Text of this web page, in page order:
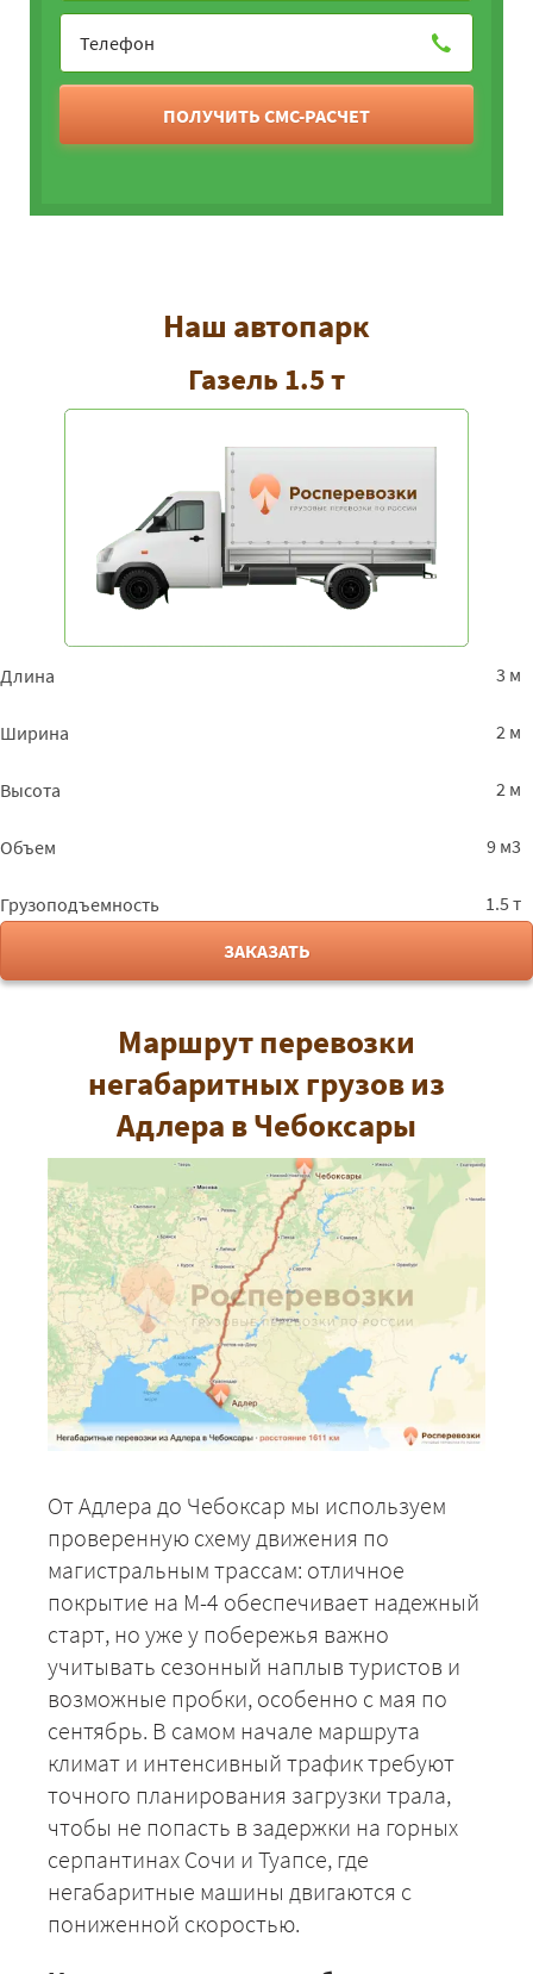
ПОЛУЧИТЬ СМС-РАСЧЕТ
Наш автопарк
Газель 1.5 т
Длина 3 м
Ширина 2 м
Высота 2 м
Объем 9 м3
Грузоподъемность
1.5 т
ЗАКАЗАТЬ
Маршрут перевозки
негабаритных грузов из
Адлера в Чебоксары
От Адлера до Чебоксар мы используем
проверенную схему движения по
магистральным трассам: отличное
покрытие на М-4 обеспечивает надежный
старт, но уже у побережья важно
учитывать сезонный наплыв туристов и
возможные пробки, особенно с мая по
сентябрь. В самом начале маршрута
климат и интенсивный трафик требуют
точного планирования загрузки трала,
чтобы не попасть в задержки на горных
серпантинах Сочи и Туапсе, где
негабаритные машины двигаются с
пониженной скоростью.